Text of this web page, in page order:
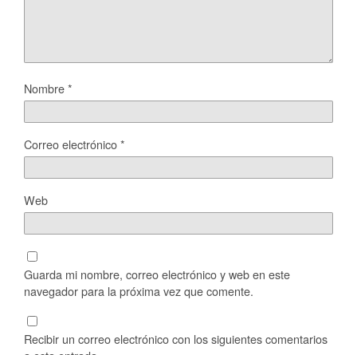
Nombre*
Correo electrónico*
Web
Guarda mi nombre, correo electrónico y web en este
navegador para la próxima vez que comente.
Recibir un correo electrónico con los siguientes comentarios